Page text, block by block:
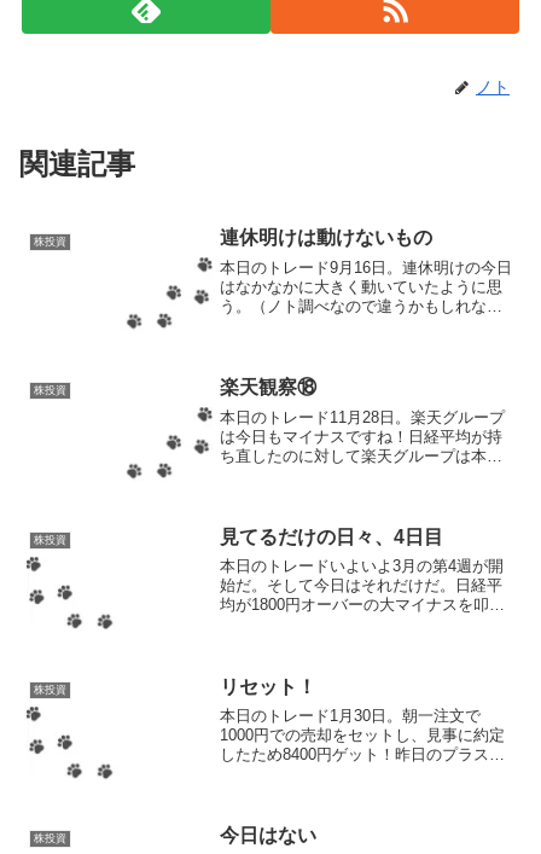
ノト
関連記事
株投資 連休明けは動けないもの
本日のトレード9月16日。連休明けの今日
はなかなかに大きく動いていたように思
う。（ノト調べなので違うかもしれな
ず。で、りそなホール...
株投資 楽天観察⑱
本日のトレード11月28日。楽天グループ
は今日もマイナスですね！日経平均が持
ち直したのに対して楽天グループは本日
したのでは？という疑...
株投資 見てるだけの日々、4日目
本日のトレードいよいよ3月の第4週が開
始だ。そして今日はそれだけだ。日経平
均が1800円オーバーの大マイナスを叩き
は73円ほどのマイ...
株投資 リセット！
本日のトレード1月30日。朝一注文で
1000円での売却をセットし、見事に約定
したため8400円ゲット！昨日のプラスと
現在の投...
株投資 今日はない